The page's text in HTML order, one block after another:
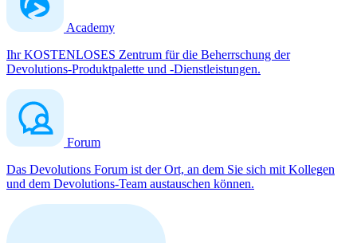
Academy
Ihr KOSTENLOSES Zentrum für die Beherrschung der
Devolutions-Produktpalette und -Dienstleistungen.
Forum
Das Devolutions Forum ist der Ort, an dem Sie sich mit Kollegen
und dem Devolutions-Team austauschen können.